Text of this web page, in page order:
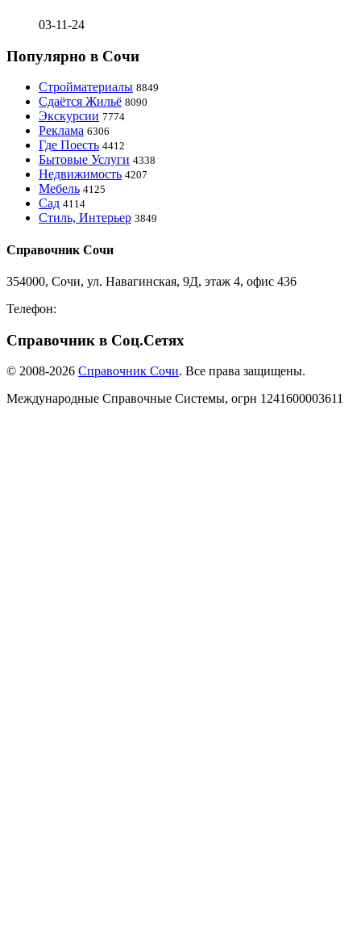
03-11-24
Популярно в Сочи
Стройматериалы 8849
Сдаётся Жильё 8090
Экскурсии 7774
Реклама 6306
Где Поесть 4412
Бытовые Услуги 4338
Недвижимость 4207
Мебель 4125
Сад 4114
Стиль, Интерьер 3849
Справочник Сочи
354000, Сочи, ул. Навагинская, 9Д, этаж 4, офис 436
Телефон:
Справочник в Соц.Сетях
© 2008-2026 Справочник Сочи. Все права защищены.
Международные Справочные Системы, огрн 1241600003611